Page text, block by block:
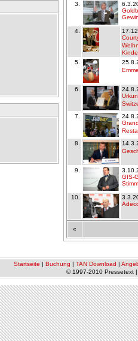
3.
4.
5.
6.
7.
8.
9.
GfS-
10.
«
Startseite | Buchung | TAN Download |
© 1997-2010 Pressetext